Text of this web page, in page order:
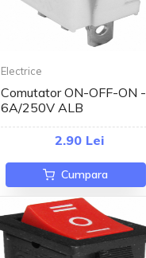
Electrice
Comutator ON-OFF-ON -
6A/250V ALB
2.90 Lei
Cumpara